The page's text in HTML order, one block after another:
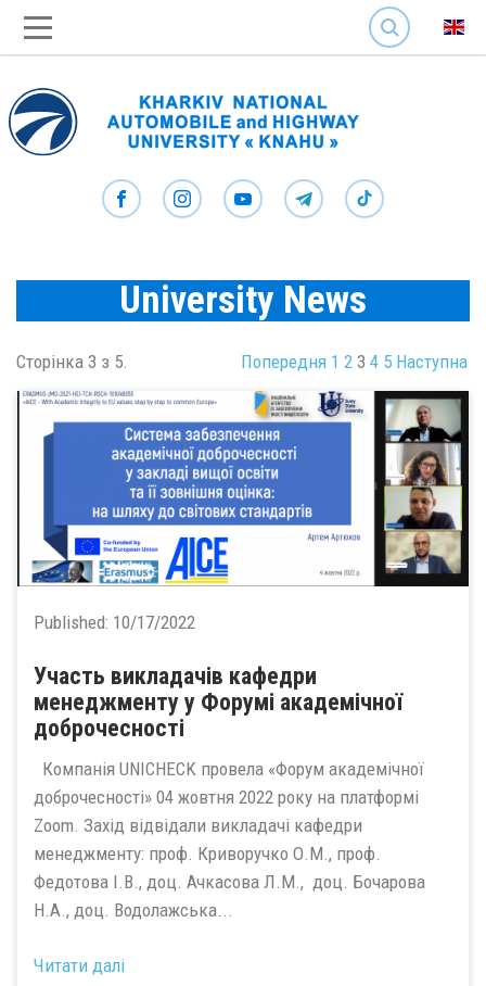
SEARCH
University News
Сторінка 3 з 5. Попередня 1 2 3 4 5 Наступна
Published: 10/17/2022
Участь викладачів кафедри
менеджменту у Форумі академічної
доброчесності
Компанія UNICHECK провела «Форум академічної
доброчесності» 04 жовтня 2022 року на платформі
Zoom. Захід відвідали викладачі кафедри
менеджменту: проф. Криворучко О.М., проф.
Федотова І.В., доц. Ачкасова Л.М., доц. Бочарова
Н.А., доц. Водолажська...
Читати далі